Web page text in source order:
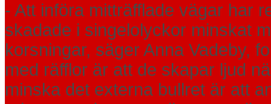
- Att införa mitträfflade vägar har
skadade i singelolyckor minskat
korsningar, säger Anna Vadeby,
med räfflor är att de skapar ljud
minska det externa bullret är att